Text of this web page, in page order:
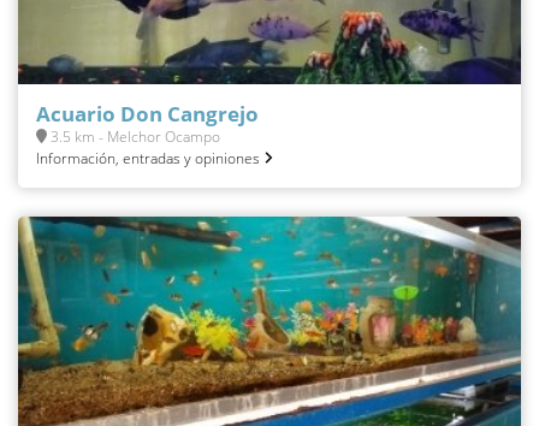
Acuario Don Cangrejo
3.5 km - Melchor Ocampo
Información, entradas y opiniones